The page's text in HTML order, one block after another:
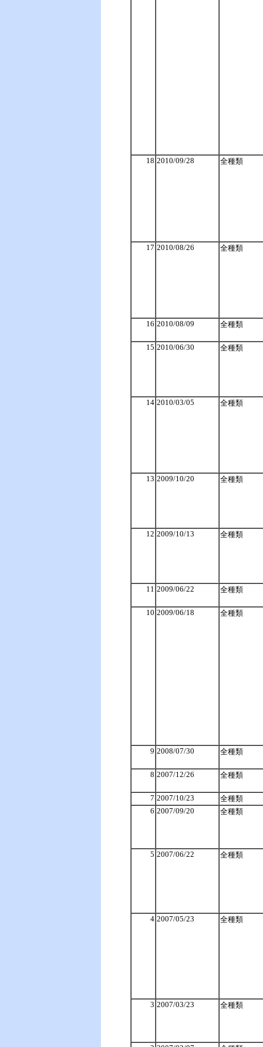
18 2010/09/28 全種類
17 2010/08/26 全種類
16 2010/08/09 全種類
15 2010/06/30 全種類
14 2010/03/05 全種類
13 2009/10/20 全種類
12 2009/10/13 全種類
11 2009/06/22 全種類
10 2009/06/18 全種類
9 2008/07/30 全種類
8 2007/12/26 全種類
7 2007/10/23
全種類
6 2007/09/20 全種類
5 2007/06/22 全種類
4 2007/05/23 全種類
3 2007/03/23 全種類